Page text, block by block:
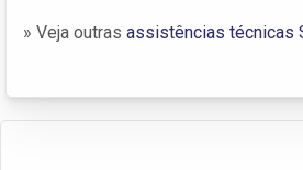
» Veja outras assistências técnicas